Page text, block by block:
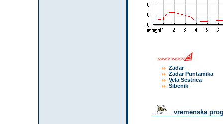
Zadar
Zadar Puntamika
Vela Sestrica
Šibenik
vremenska